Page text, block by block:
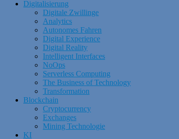
Digitalisierung
Digitale Zwillinge
Analytics
Autonomes Fahren
Digital Experience
Digital Reality
Intelligent Interfaces
NoOps
Serverless Computing
The Business of Technology
Transformation
Blockchain
Cryptocurrency
Exchanges
Mining Technologie
KI